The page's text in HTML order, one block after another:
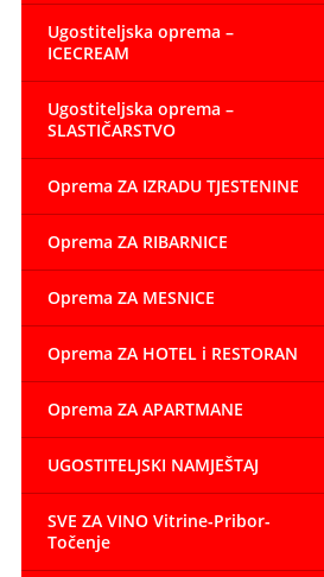
Ugostiteljska oprema –
ICECREAM
Ugostiteljska oprema –
SLASTIČARSTVO
Oprema ZA IZRADU TJESTENINE
Oprema ZA RIBARNICE
Oprema ZA MESNICE
Oprema ZA HOTEL i RESTORAN
Oprema ZA APARTMANE
UGOSTITELJSKI NAMJEŠTAJ
SVE ZA VINO Vitrine-Pribor-
Točenje